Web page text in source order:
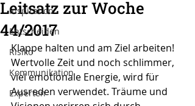
Inspiration
Entscheiden
Risiko
Kommunikation
Experten
Leitsatz zur Woche
44/2017
Klappe halten und am Ziel arbeiten!
Wertvolle Zeit und noch schlimmer,
viel emotionale Energie, wird für
Ausreden verwendet. Träume und